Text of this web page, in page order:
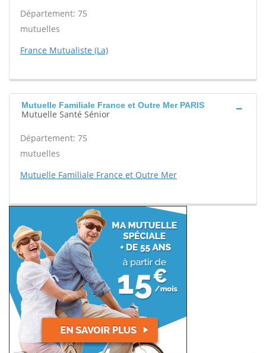
Département: 75
mutuelles
France Mutualiste (La)
Mutuelle Familiale France et Outre Mer PARIS
Mutuelle Santé Sénior
Département: 75
mutuelles
Mutuelle Familiale France et Outre Mer